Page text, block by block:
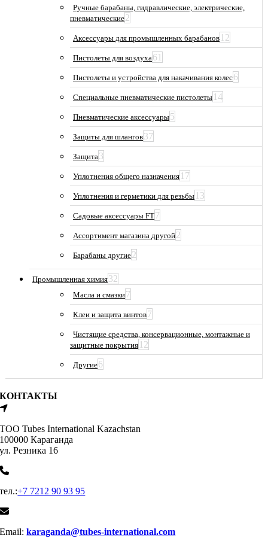
Ручные барабаны, гидравлические, электрические,
пневматические2
Аксессуары для промышленных барабанов 12
Пистолеты для воздуха61
Пистолеты и устройства для накачивания колес6
Специальные пневматические пистолеты 14
Пневматические аксессуары5
Защиты для шлангов37
Защита3
Уплотнения общего назначения 17
Уплотнения и герметики для резьбы 13
Садовые аксессуары FT7
Ассортимент магазина другой2
Барабаны другие2
Промышленная химия32
Масла и смазки7
Клеи и защита винтов7
Чистящие средства, консервационные, монтажные и
защитные покрытия 12
Другие6
КОНТАКТЫ
ТОО Tubes International Kazachstan
100000 Караганда
ул. Резника 16
тел.:+7 7212 90 93 95
Email:karaganda@tubes-international.com